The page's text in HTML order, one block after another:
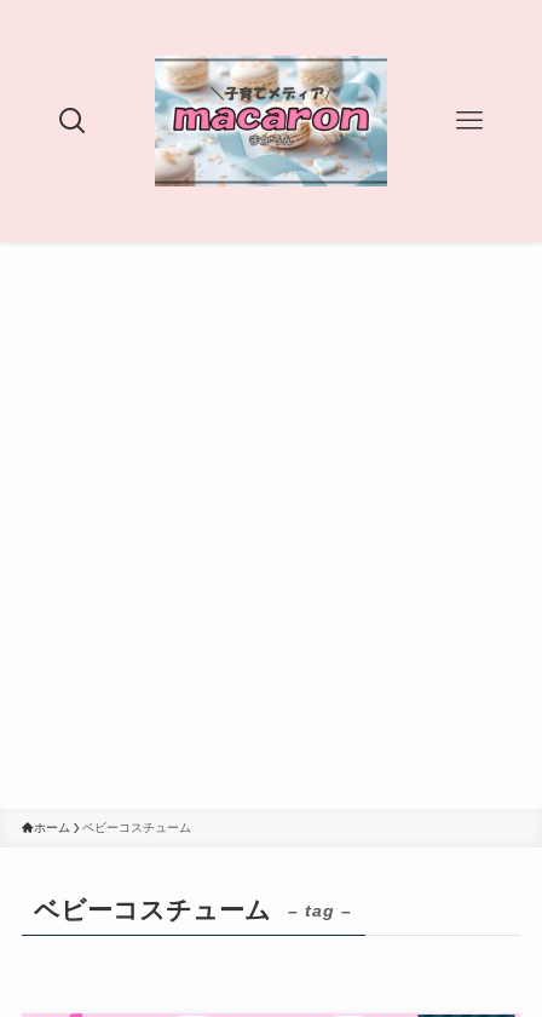
ホーム ベビーコスチューム
ベビーコスチューム – tag –